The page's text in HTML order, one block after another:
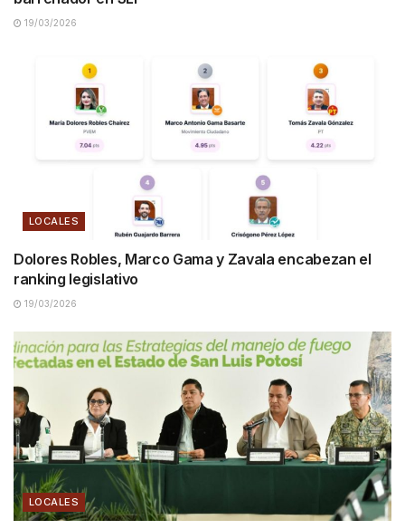
19/03/2026
LOCALES
Dolores Robles, Marco Gama y Zavala encabezan el
ranking legislativo
19/03/2026
LOCALES